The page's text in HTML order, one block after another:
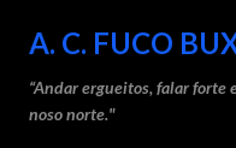
A. C. FUCO
“Andar ergueitos, falar forte
noso norte."